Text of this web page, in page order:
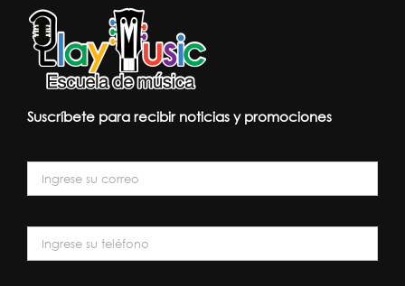
Suscríbete para recibir noticias y promociones